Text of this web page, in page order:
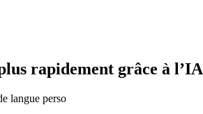
rapidement grâce à l’IA
langue perso